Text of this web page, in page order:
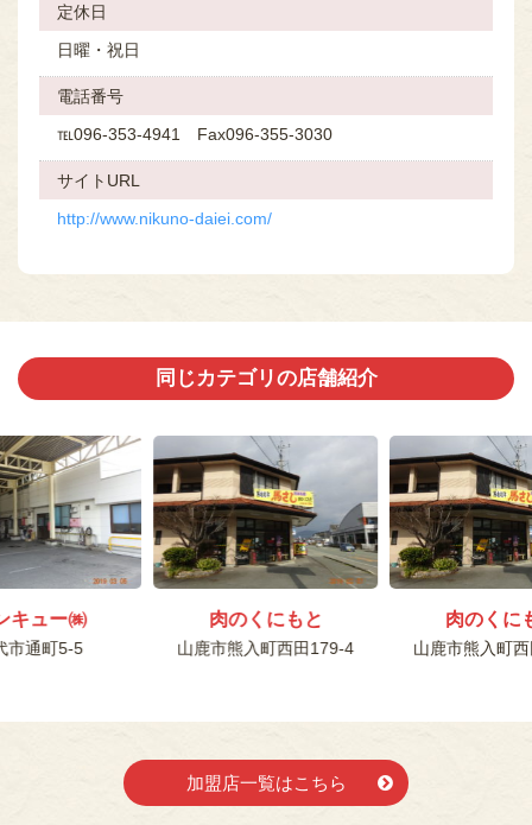
定休⽇
日曜・祝日
電話番号
℡096-353-4941 Fax096-355-3030
サイトURL
http://www.nikuno-daiei.com/
同じカテゴリの店舗紹介
キュー㈱
市通町5-5
肉のくにもと
山鹿市熊入町西田179-4
肉のくに
山鹿市熊入町
加盟店一覧はこちら